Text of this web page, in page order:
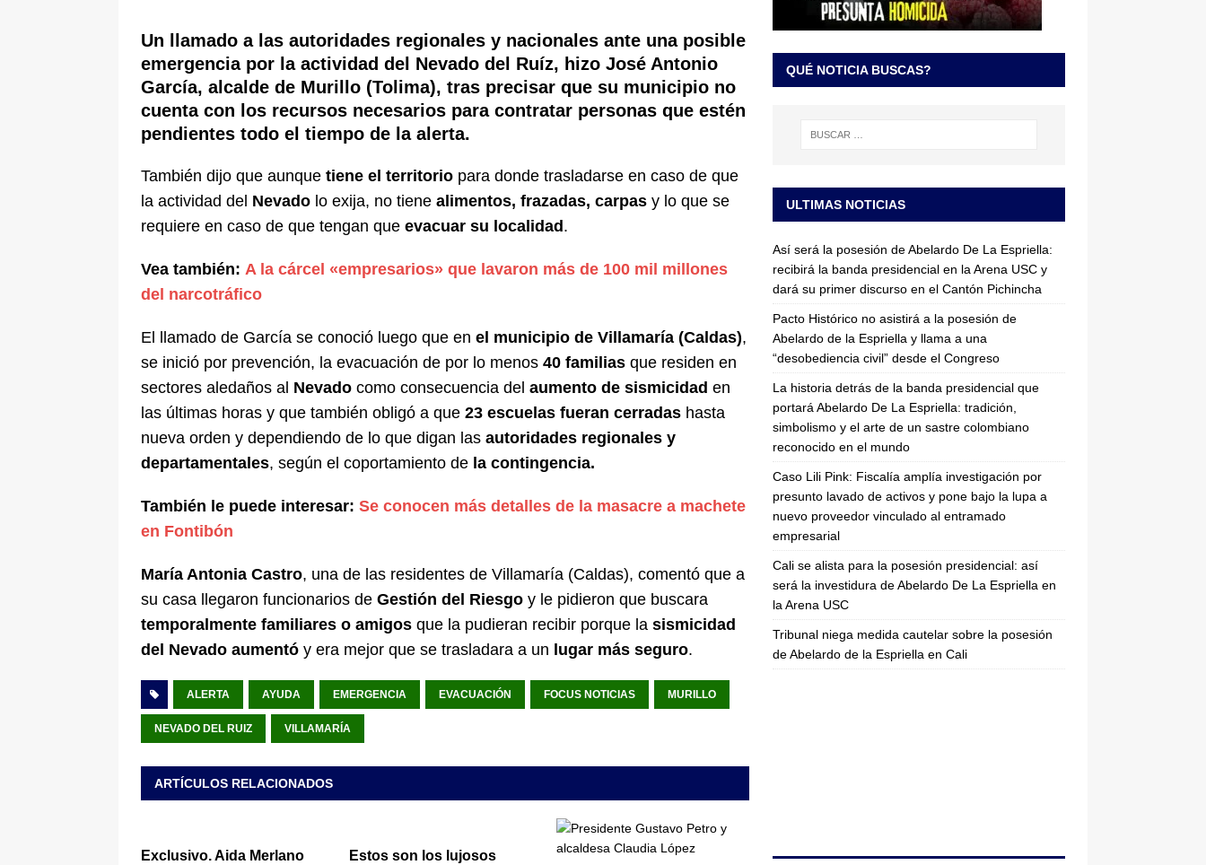
[ 6 de agosto de 2026 ] Cali se alista para la posesión presidencial: así será la investidura de Abelardo
De La Espriella en la Arena USC LO ÚLTIMO
Un llamado a las autoridades regionales y nacionales ante una posible
emergencia por la actividad del Nevado del Ruíz, hizo José Antonio
García, alcalde de Murillo (Tolima), tras precisar que su municipio no
cuenta con los recursos necesarios para contratar personas que estén
pendientes todo el tiempo de la alerta.
También dijo que aunque tiene el territorio para donde trasladarse en caso de que
la actividad del Nevado lo exija, no tiene alimentos, frazadas, carpas y lo que se
requiere en caso de que tengan que evacuar su localidad .
Vea también: A la cárcel «empresarios» que lavaron más de 100 mil millones
del narcotráfico
El llamado de García se conoció luego que en el municipio de Villamaría (Caldas),
se inició por prevención, la evacuación de por lo menos 40 familias que residen en
sectores aledaños al Nevado como consecuencia del aumento de sismicidad en
las últimas horas y que también obligó a que 23 escuelas fueran cerradas hasta
nueva orden y dependiendo de lo que digan las autoridades regionales y
departamentales, según el coportamiento de la contingencia.
También le puede interesar: Se conocen más detalles de la masacre a machete
en Fontibón
María Antonia Castro, una de las residentes de Villamaría (Caldas), comentó que a
su casa llegaron funcionarios de Gestión del Riesgo y le pidieron que buscara
temporalmente familiares o amigos que la pudieran recibir porque la sismicidad
del Nevado aumentó y era mejor que se trasladara a un lugar más seguro.
ALERTA AYUDA EMERGENCIA EVACUACIÓN FOCUS NOTICIAS MURILLO
NEVADO DEL RUIZ VILLAMARÍA
ARTÍCULOS RELACIONADOS
Exclusivo. Aida Merlano
Estos son los lujosos
QUÉ NOTICIA BUSCAS?
ULTIMAS NOTICIAS
Así será la posesión de Abelardo De La Espriella:
recibirá la banda presidencial en la Arena USC y
dará su primer discurso en el Cantón Pichincha
Pacto Histórico no asistirá a la posesión de
Abelardo de la Espriella y llama a una
“desobediencia civil” desde el Congreso
La historia detrás de la banda presidencial que
portará Abelardo De La Espriella: tradición,
simbolismo y el arte de un sastre colombiano
reconocido en el mundo
Caso Lili Pink: Fiscalía amplía investigación por
presunto lavado de activos y pone bajo la lupa a
nuevo proveedor vinculado al entramado
empresarial
Cali se alista para la posesión presidencial: así
será la investidura de Abelardo De La Espriella en
la Arena USC
Tribunal niega medida cautelar sobre la posesión
de Abelardo de la Espriella en Cali